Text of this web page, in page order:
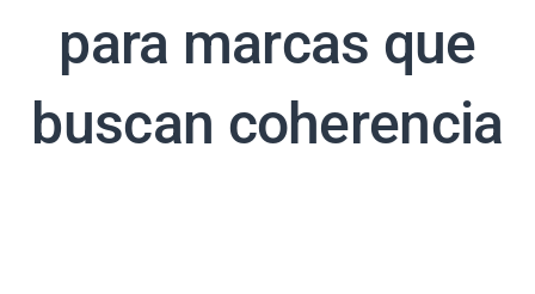
para marcas que
buscan coherencia